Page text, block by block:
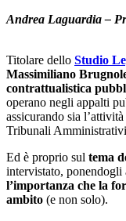
Andrea Laguardia –
Titolare dello Studio
Massimiliano
contrattualistica
operano negli appalti
assicurando sia
Tribunali
Ed è proprio sul tema
intervistato, ponendogli
l’importanza che la
ambito (e non solo).